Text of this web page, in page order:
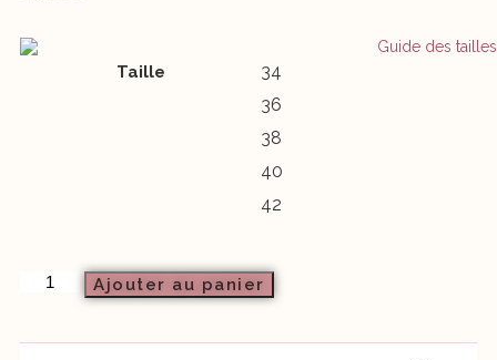
Taille
34
36
38
40
42
Ajouter au panier